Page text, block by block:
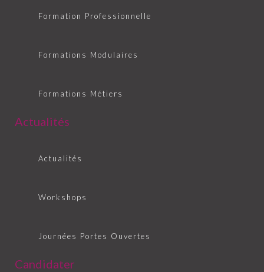
Formation Professionnelle
Formations Modulaires
Formations Métiers
Actualités
Actualités
Workshops
Journées Portes Ouvertes
Candidater